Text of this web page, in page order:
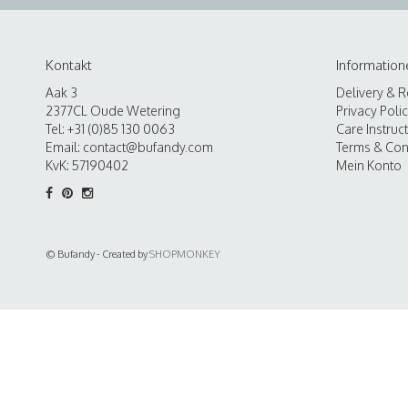
Kontakt
Aak 3
2377CL Oude Wetering
Tel: +31 (0)85 130 0063
Email: contact@bufandy.com
KvK: 57190402
Delivery &
Privacy
Care
Terms &
Mein Konto
© Bufandy - Created bySHOPMONKEY